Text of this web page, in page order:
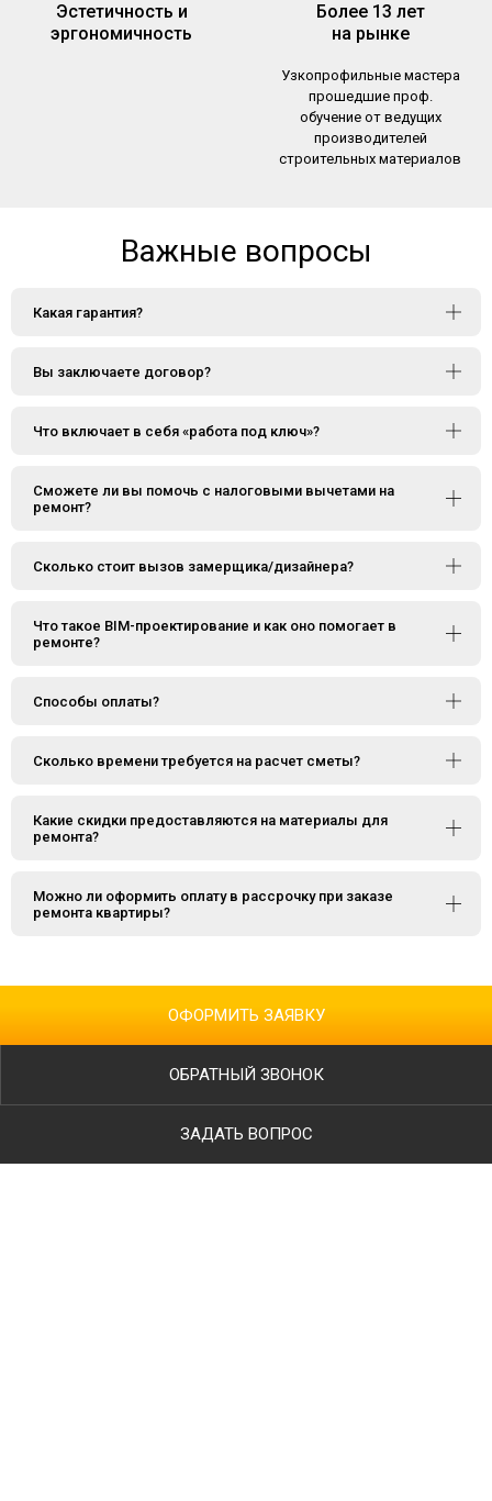
Эстетичность и
эргономичность
Более 13 лет
на рынке
Узкопрофильные мастера
прошедшие проф.
обучение от ведущих
производителей
строительных материалов
Важные вопросы
Какая гарантия?
Вы заключаете договор?
Что включает в себя «работа под ключ»?
Сможете ли вы помочь с налоговыми вычетами на
ремонт?
Сколько стоит вызов замерщика/дизайнера?
Что такое BIM-проектирование и как оно помогает в
ремонте?
Способы оплаты?
Сколько времени требуется на расчет сметы?
Какие скидки предоставляются на материалы для
ремонта?
Можно ли оформить оплату в рассрочку при заказе
ремонта квартиры?
ОФОРМИТЬ ЗАЯВКУ
ОБРАТНЫЙ ЗВОНОК
ЗАДАТЬ ВОПРОС